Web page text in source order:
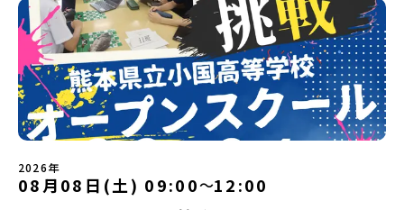
ので、ご了承ください。・お申し込みについてお申込はお一人様1回
限りです。PC・スマートフォンからお申込ください。申込後の内容
変更はできません。お申込時は、メールアドレスの入力間違いにご
注意ください。・宿泊について１室に複数(同性2～4名程度)で宿泊
いただく予定です。・食事アレルギー対応について個別の詳細なア
レルギー対応希望にはお応えしかねる場合がございます。対応が必
要な場合は必ず事前にご相談ください。・参加取消や急遽参加でき
なくなった場合について参加決定後の参加お取り消しはご遠慮下さ
い。やむを得ないお取り消しの場合はお早めに事務局までご連絡く
ださい。・キャンセルポリシーやむを得ない参加お取り消しの場
合、以下のルールに沿って対応させていただきます。ご了承くださ
い。プログラム開催日の前日＜7月27日＞から、【キャンセルのご連
ただいたメールアドレス宛に「当選／落選メール」をお送りいたし
ます。当選者は、メールに記載された「当選確認フォーム」に3日以
内に回答いただき、確認フォームの提出をもって参加確定とさせて
いただきます。当選確認フォームの期日までにご回答いただけない
場合は、当選を取り消しとさせていただきます。当選取り消しがあ
った場合は、繰り上げ当選者へご連絡させていただきます。登録メ
ールアドレスの変更をご希望の場合は下記の地域みらい留学公式
LINEよりご連絡をお願いします。※受信制限設定をしていると、通
「@miratabi.jp」からのメールを受信できるよう設定をお願いいた
します。※結果に関する個別のお問合せにはお答えしておりません
り -学校周辺散策「ペンションで夕食」「2日目の振り返り」 -みん
なで振り返り対話＜3日目＞（AM）「大更駅複合施設の見学」「振
り返りワークショップ」 -個人での振り返り -グループでの振り
返り「お土産・昼食」（PM） 解散 ※天候の状況や参加人数によっ
てプログラムを変更する場合がございます。参加概要【開催場所】
岩手県八幡平市【実施日程】8月3日（月）〜8月5日（水）※参加が
確定した方には7月9日(木) 18:30～20：00に 「参加者向け事前オ
ンラインセッション」をご案内する予定です。【集合場所・時間】
14:30 解散【対象】中学2年生、中学3年生【宿泊先】ペンションき
らく※1室に複数(同性2～4名程度)で宿泊いただく予定です。【旅行
ら、人々の間で大切に守り受け継がれ、厳しい大自然と向き合い、
山・海・川がもたらす恵みに深く感謝しながら生きていく姿勢は今
も息づく「命の循環」です。日本遺産にも認定されている「サケ」
の伝統産業や、雄大な知床の裾野で命を育む酪農の歴史など、自然
の営みの一部として共生してきた風土が存在します。標津高校で
は、地域と連携して「食」を考える「フードデザイン」の授業がお
すすめの一つです。生徒たちが地元の素材を活かしたメニュー開発
を行い、町内の学校給食に「標高給食DAY」としてオリジナル給食
ける活動を行っています。今回のプログラムでは、この取り組みを
行う高校生たちと一緒に夕食づくりを体験。地域の食文化と向き合
2026年
08月08日(土) 09:00〜12:00